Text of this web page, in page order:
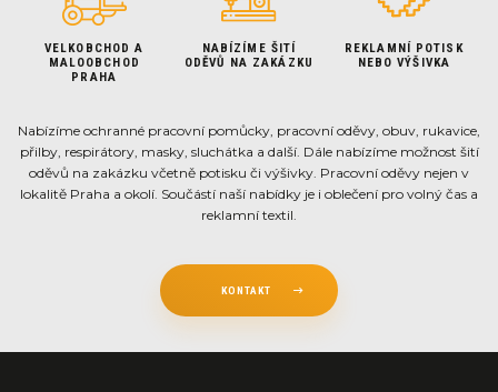
VELKOBCHOD A
MALOOBCHOD
PRAHA
NABÍZÍME ŠITÍ
ODĚVŮ NA ZAKÁZKU
REKLAMNÍ POTISK
NEBO VÝŠIVKA
Nabízíme ochranné pracovní pomůcky, pracovní oděvy, obuv, rukavice,
přilby, respirátory, masky, sluchátka a další. Dále nabízíme možnost šití
oděvů na zakázku včetně potisku či výšivky. Pracovní oděvy nejen v
lokalitě Praha a okolí. Součástí naší nabídky je i oblečení pro volný čas a
reklamní textil.
KONTAKT